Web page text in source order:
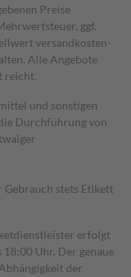
Preise
ggf.
versand­kosten­
Alle Angebote
reicht.
und sonstigen
Durchführung von
stets Etikett
erfolgt
Uhr. Der genaue
der